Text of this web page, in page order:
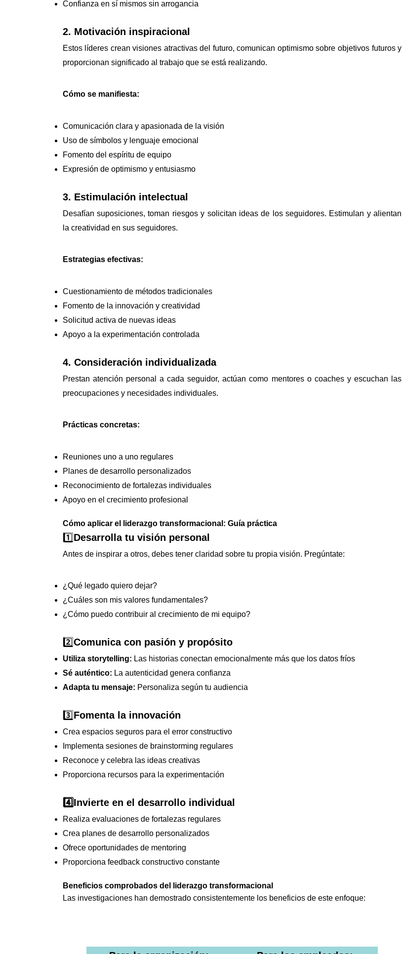
Confianza en sí mismos sin arrogancia
2. Motivación inspiracional
Estos líderes crean visiones atractivas del futuro, comunican optimismo sobre objetivos futuros y
proporcionan significado al trabajo que se está realizando.
Cómo se manifiesta:
Comunicación clara y apasionada de la visión
Uso de símbolos y lenguaje emocional
Fomento del espíritu de equipo
Expresión de optimismo y entusiasmo
3. Estimulación intelectual
Desafían suposiciones, toman riesgos y solicitan ideas de los seguidores. Estimulan y alientan
la creatividad en sus seguidores.
Estrategias efectivas:
Cuestionamiento de métodos tradicionales
Fomento de la innovación y creatividad
Solicitud activa de nuevas ideas
Apoyo a la experimentación controlada
4. Consideración individualizada
Prestan atención personal a cada seguidor, actúan como mentores o coaches y escuchan las
preocupaciones y necesidades individuales.
Prácticas concretas:
Reuniones uno a uno regulares
Planes de desarrollo personalizados
Reconocimiento de fortalezas individuales
Apoyo en el crecimiento profesional
Cómo aplicar el liderazgo transformacional: Guía práctica
1️⃣Desarrolla tu visión personal
Antes de inspirar a otros, debes tener claridad sobre tu propia visión. Pregúntate:
¿Qué legado quiero dejar?
¿Cuáles son mis valores fundamentales?
¿Cómo puedo contribuir al crecimiento de mi equipo?
2️⃣Comunica con pasión y propósito
Utiliza storytelling: Las historias conectan emocionalmente más que los datos fríos
Sé auténtico: La autenticidad genera confianza
Adapta tu mensaje: Personaliza según tu audiencia
3️⃣Fomenta la innovación
Crea espacios seguros para el error constructivo
Implementa sesiones de brainstorming regulares
Reconoce y celebra las ideas creativas
Proporciona recursos para la experimentación
4️⃣Invierte en el desarrollo individual
Realiza evaluaciones de fortalezas regulares
Crea planes de desarrollo personalizados
Ofrece oportunidades de mentoring
Proporciona feedback constructivo constante
Beneficios comprobados del liderazgo transformacional
Las investigaciones han demostrado consistentemente los beneficios de este enfoque: